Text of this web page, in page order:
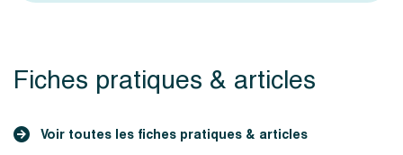
Fiches pratiques & articles
Voir toutes les fiches pratiques & articles